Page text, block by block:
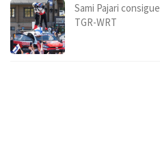
Sami Pajari
TGR-WRT